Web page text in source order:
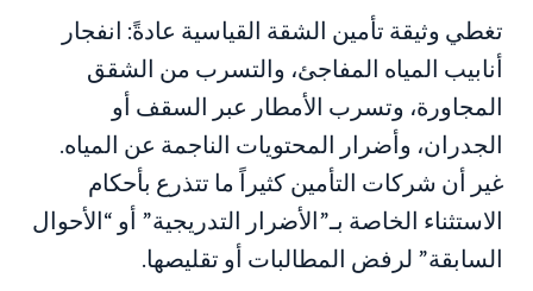
تغطي وثيقة تأمين الشقة القياسية عادةً: انفجار
أنابيب المياه المفاجئ، والتسرب من الشقق
المجاورة، وتسرب الأمطار عبر السقف أو
الجدران، وأضرار المحتويات الناجمة عن المياه.
غير أن شركات التأمين كثيراً ما تتذرع بأحكام
الاستثناء الخاصة بـ”الأضرار التدريجية” أو “الأحوال
السابقة” لرفض المطالبات أو تقليصها.